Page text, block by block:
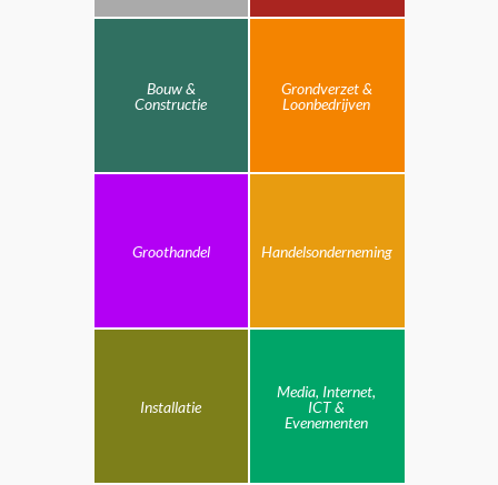
Bouw &
Constructie
Grondverzet &
Loonbedrijven
Groothandel Handelsonderneming
Installatie
Media, Internet,
ICT &
Evenementen